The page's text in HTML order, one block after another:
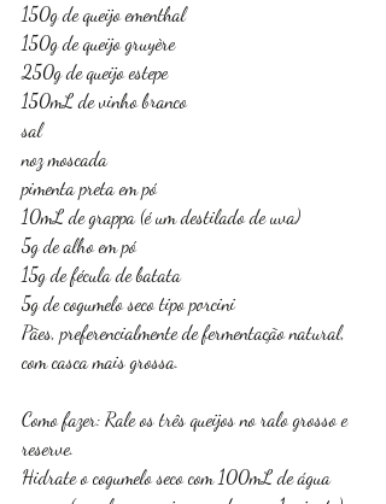
150g de queijo ementhal
150g de queijo gruyère
250g de queijo estepe
150mL de vinho branco
sal
noz moscada
pimenta preta em pó
10mL de grappa (é um destilado de uva)
5g de alho em pó
15g de fécula de batata
5g de cogumelo seco tipo porcini
Pães, preferencialmente de fermentação natural,
com casca mais grossa.
Como fazer: Rale os três queijos no ralo grosso e
reserve.
Hidrate o cogumelo seco com 100mL de água